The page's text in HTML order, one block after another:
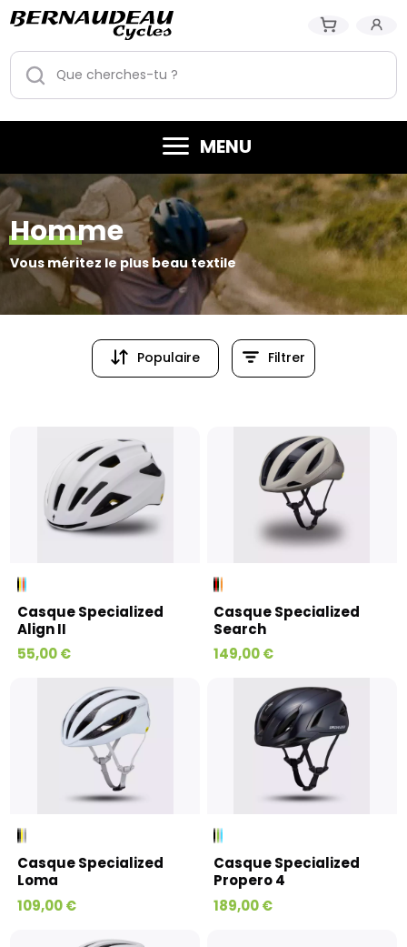
MENU
Homme
Vous méritez le plus beau textile
Populaire Filtrer
Casque Specialized
Align II
55,00 €
Casque Specialized
Search
149,00 €
Casque Specialized
Loma
109,00 €
Casque Specialized
Propero 4
189,00 €